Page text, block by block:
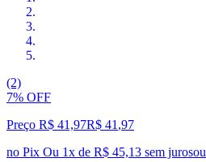
(2)
7% OFF
Preço R$ 41,97R$ 41 ,97
no Pix Ou 1x de R$ 45,13 sem jurosou